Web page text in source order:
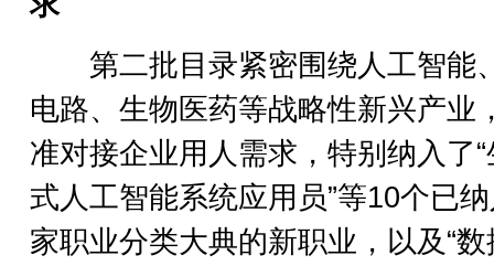
第二批目录紧密围绕人工智能
电路、生物医药等战略性新兴产业
准对接企业用人需求，特别纳入了
式人工智能系统应用员”等10个已
家职业分类大典的新职业，以及“